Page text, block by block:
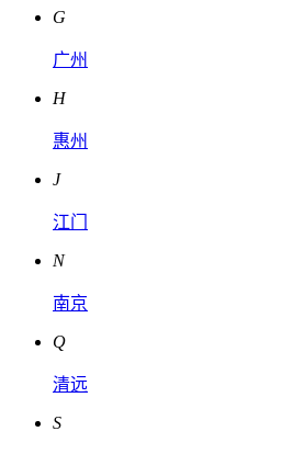
G
广州
H
惠州
J
江门
N
南京
Q
清远
S